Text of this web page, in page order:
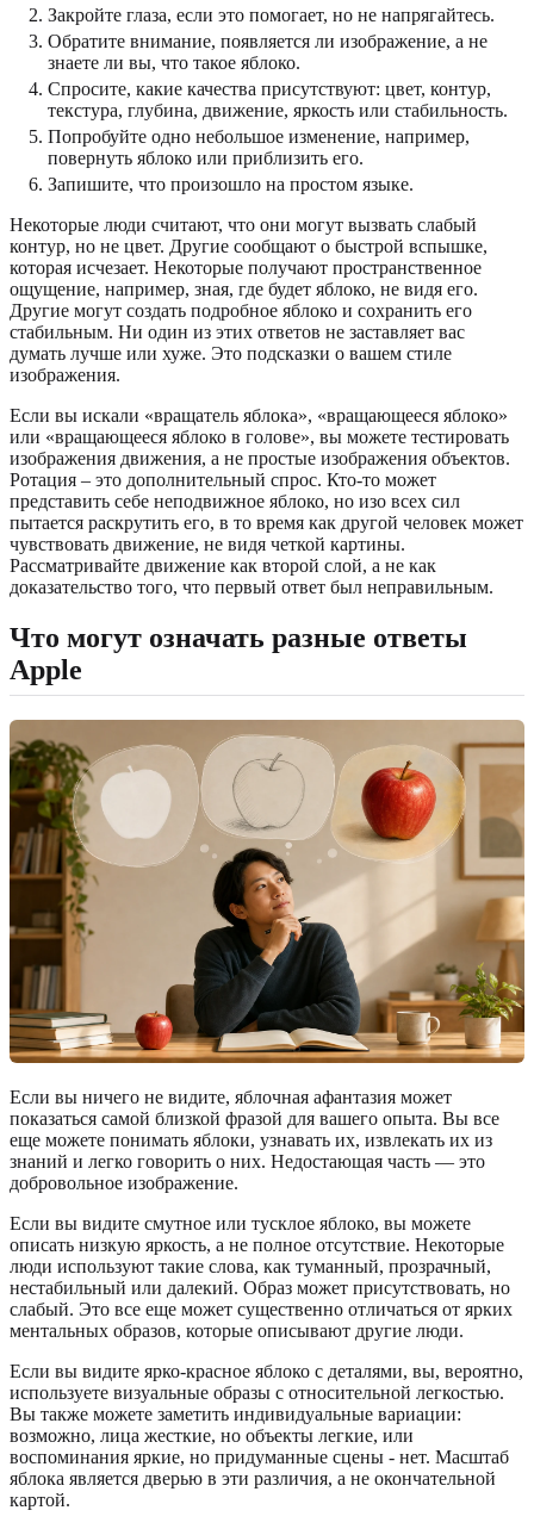
Закройте глаза, если это помогает, но не напрягайтесь.
Обратите внимание, появляется ли изображение, а не
знаете ли вы, что такое яблоко.
Спросите, какие качества присутствуют: цвет, контур,
текстура, глубина, движение, яркость или стабильность.
Попробуйте одно небольшое изменение, например,
повернуть яблоко или приблизить его.
Запишите, что произошло на простом языке.
Некоторые люди считают, что они могут вызвать слабый
контур, но не цвет. Другие сообщают о быстрой вспышке,
которая исчезает. Некоторые получают пространственное
ощущение, например, зная, где будет яблоко, не видя его.
Другие могут создать подробное яблоко и сохранить его
стабильным. Ни один из этих ответов не заставляет вас
думать лучше или хуже. Это подсказки о вашем стиле
изображения.
Если вы искали «вращатель яблока», «вращающееся яблоко»
или «вращающееся яблоко в голове», вы можете тестировать
изображения движения, а не простые изображения объектов.
Ротация – это дополнительный спрос. Кто-то может
представить себе неподвижное яблоко, но изо всех сил
пытается раскрутить его, в то время как другой человек может
чувствовать движение, не видя четкой картины.
Рассматривайте движение как второй слой, а не как
доказательство того, что первый ответ был неправильным.
Что могут означать разные ответы
Apple
Если вы ничего не видите, яблочная афантазия может
показаться самой близкой фразой для вашего опыта. Вы все
еще можете понимать яблоки, узнавать их, извлекать их из
знаний и легко говорить о них. Недостающая часть — это
добровольное изображение.
Если вы видите смутное или тусклое яблоко, вы можете
описать низкую яркость, а не полное отсутствие. Некоторые
люди используют такие слова, как туманный, прозрачный,
нестабильный или далекий. Образ может присутствовать, но
слабый. Это все еще может существенно отличаться от ярких
ментальных образов, которые описывают другие люди.
Если вы видите ярко-красное яблоко с деталями, вы, вероятно,
используете визуальные образы с относительной легкостью.
Вы также можете заметить индивидуальные вариации:
возможно, лица жесткие, но объекты легкие, или
воспоминания яркие, но придуманные сцены - нет. Масштаб
яблока является дверью в эти различия, а не окончательной
картой.